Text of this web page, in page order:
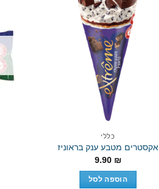
כללי
אקסטרים מטבע ענק בראוניז
9.90 ₪
הוספה לסל